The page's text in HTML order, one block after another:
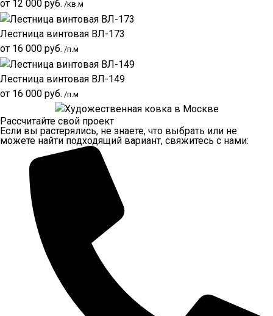
от 12 000 руб. /кв.м
Лестница винтовая ВЛ-173
от 16 000 руб. /п.м
Лестница винтовая ВЛ-149
от 16 000 руб. /п.м
Рассчитайте свой проект
Если вы растерялись, не знаете, что выбрать или не
можете найти подходящий вариант, свяжитесь с нами: